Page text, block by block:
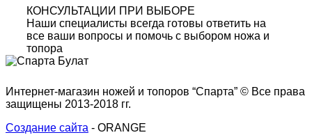
КОНСУЛЬТАЦИИ ПРИ ВЫБОРЕ
Наши специалисты всегда готовы ответить на
все ваши вопросы и помочь с выбором ножа и
топора
Интернет-магазин ножей и топоров “Спарта” © Все права
защищены 2013-2018 гг.
Создание сайта - ORANGE